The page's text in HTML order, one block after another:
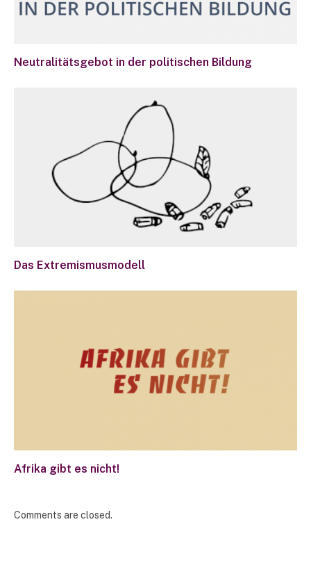
Neutralitätsgebot in der politischen Bildung
Das Extremismusmodell
Afrika gibt es nicht!
Comments are closed.